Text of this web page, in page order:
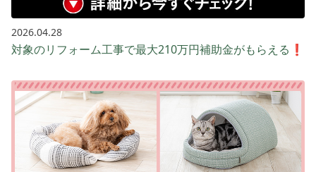
2026.04.28
対象のリフォーム工事で最大210万円補助金がもらえる❗